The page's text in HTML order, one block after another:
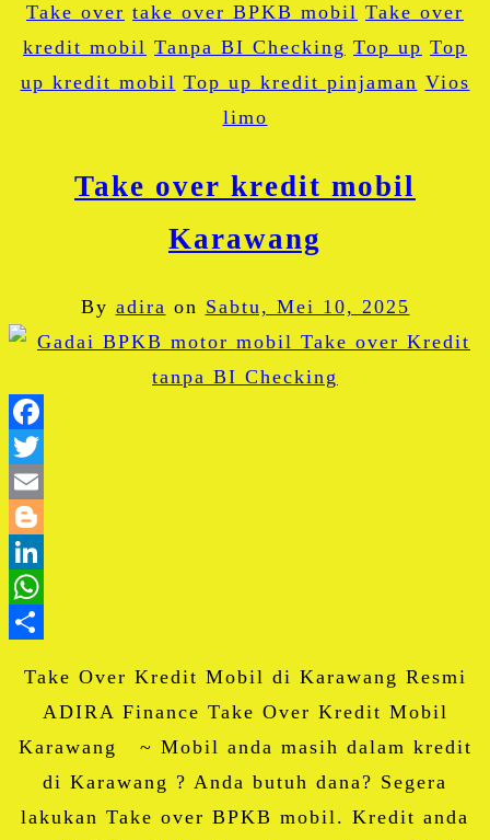
Take over take over BPKB mobil Take over
kredit mobil Tanpa BI Checking Top up Top
up kredit mobil Top up kredit pinjaman Vios
limo
Take over kredit mobil
Karawang
By adira on Sabtu, Mei 10, 2025
Take Over Kredit Mobil di Karawang Resmi
ADIRA Finance Take Over Kredit Mobil
Karawang ~ Mobil anda masih dalam kredit
di Karawang ? Anda butuh dana? Segera
lakukan Take over BPKB mobil. Kredit anda